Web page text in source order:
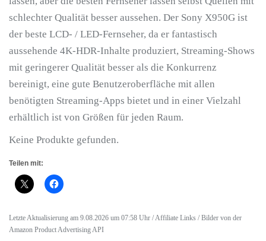
schlechter Qualität besser aussehen. Der Sony X950G ist
der beste LCD- / LED-Fernseher, da er fantastisch
aussehende 4K-HDR-Inhalte produziert, Streaming-Shows
mit geringerer Qualität besser als die Konkurrenz
bereinigt, eine gute Benutzeroberfläche mit allen
benötigten Streaming-Apps bietet und in einer Vielzahl
erhältlich ist von Größen für jeden Raum.
Keine Produkte gefunden.
Teilen mit:
Letzte Aktualisierung am 9.08.2026 um 07:58 Uhr / Affiliate Links / Bilder von der
Amazon Product Advertising API